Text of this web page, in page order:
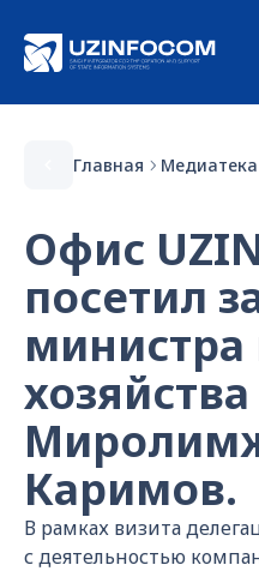
Главная Медиатека
Офис
посетил
министра
хозяйства
Каримов.
В рамках визита
с деятельностью